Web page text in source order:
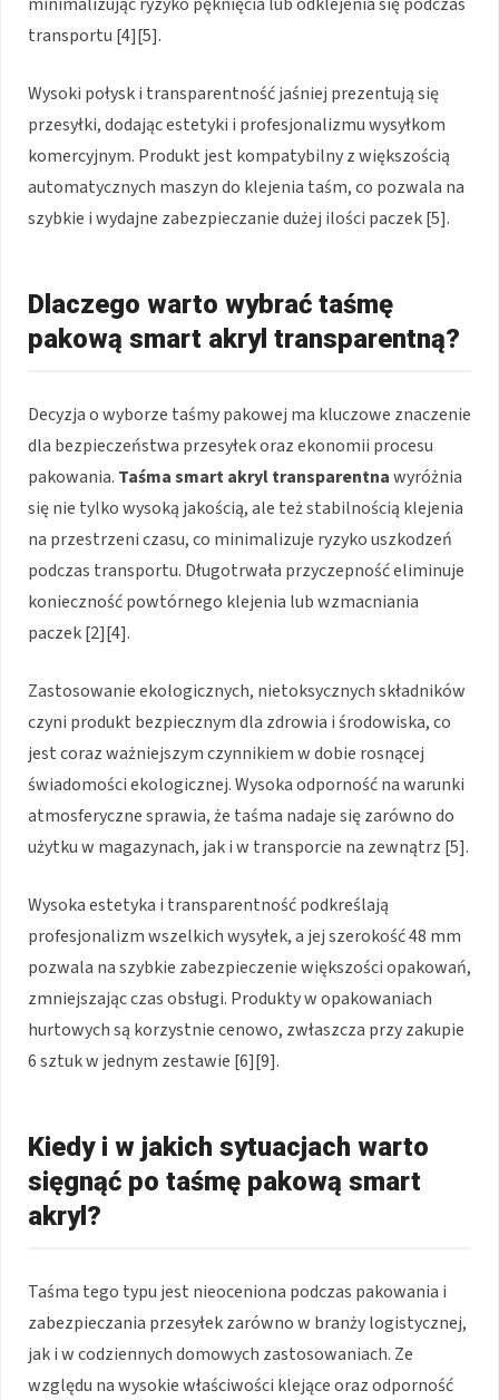
transportu [4][5].
Wysoki połysk i transparentność jaśniej prezentują się
przesyłki, dodając estetyki i profesjonalizmu wysyłkom
komercyjnym. Produkt jest kompatybilny z większością
automatycznych maszyn do klejenia taśm, co pozwala na
szybkie i wydajne zabezpieczanie dużej ilości paczek [5].
Dlaczego warto wybrać taśmę
pakową smart akryl transparentną?
Decyzja o wyborze taśmy pakowej ma kluczowe znaczenie
dla bezpieczeństwa przesyłek oraz ekonomii procesu
pakowania. Taśma smart akryl transparentnawyróżnia
się nie tylko wysoką jakością, ale też stabilnością klejenia
na przestrzeni czasu, co minimalizuje ryzyko uszkodzeń
podczas transportu. Długotrwała przyczepność eliminuje
konieczność powtórnego klejenia lub wzmacniania
paczek [2][4].
Zastosowanie ekologicznych, nietoksycznych składników
czyni produkt bezpiecznym dla zdrowia i środowiska, co
jest coraz ważniejszym czynnikiem w dobie rosnącej
świadomości ekologicznej. Wysoka odporność na warunki
atmosferyczne sprawia, że taśma nadaje się zarówno do
użytku w magazynach, jak i w transporcie na zewnątrz [5].
Wysoka estetyka i transparentność podkreślają
profesjonalizm wszelkich wysyłek, a jej szerokość 48 mm
pozwala na szybkie zabezpieczenie większości opakowań,
zmniejszając czas obsługi. Produkty w opakowaniach
hurtowych są korzystnie cenowo, zwłaszcza przy zakupie
6 sztuk w jednym zestawie [6][9].
Kiedy i w jakich sytuacjach warto
sięgnąć po taśmę pakową smart
akryl?
Taśma tego typu jest nieoceniona podczas pakowania i
zabezpieczania przesyłek zarówno w branży logistycznej,
jak i w codziennych domowych zastosowaniach. Ze
względu na wysokie właściwości klejące oraz odporność